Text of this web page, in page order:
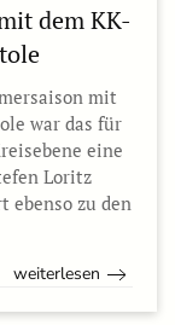
dem KK-
mit
war das für
eine
Loritz
ebenso zu den
weiterlesen